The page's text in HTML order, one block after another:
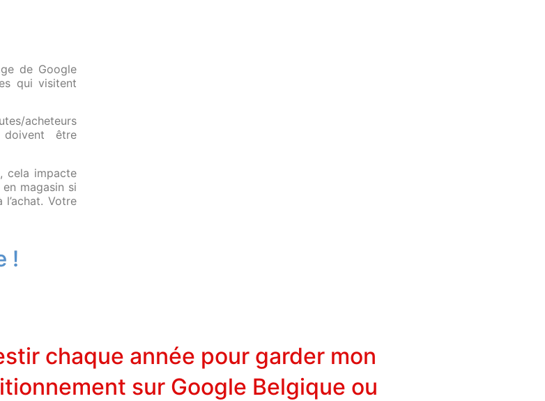
de Google
qui visitent
acheteurs
être
cela impacte
magasin si
Votre
!
chaque année pour garder mon
sur Google Belgique ou